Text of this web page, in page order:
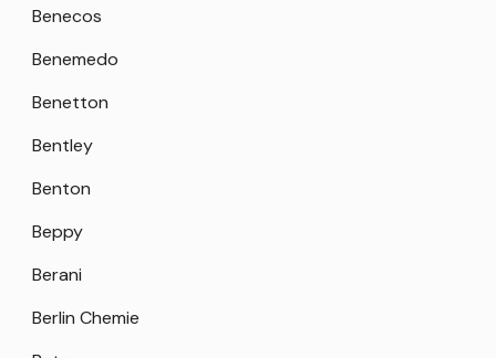
Benecos
Benemedo
Benetton
Bentley
Benton
Beppy
Berani
Berlin Chemie